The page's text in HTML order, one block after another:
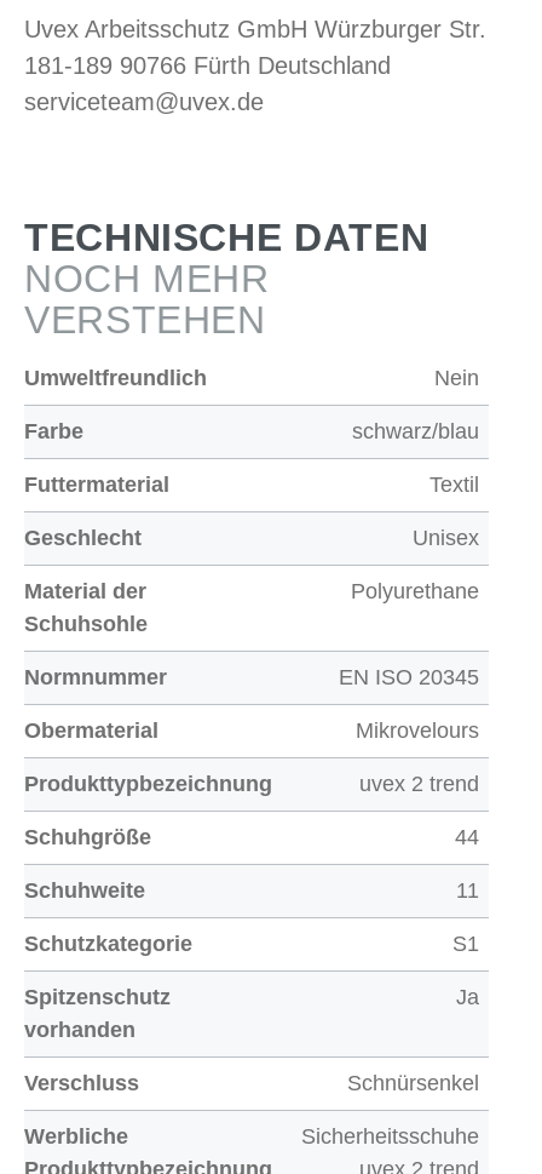
Uvex Arbeitsschutz GmbH Würzburger Str.
181-189 90766 Fürth Deutschland
serviceteam@uvex.de
TECHNISCHE DATEN
NOCH MEHR
VERSTEHEN
Umweltfreundlich Nein
Farbe schwarz/blau
Futtermaterial Textil
Geschlecht Unisex
Material der
Schuhsohle
Polyurethane
Normnummer EN ISO 20345
Obermaterial Mikrovelours
Produkttypbezeichnung uvex 2 trend
Schuhgröße 44
Schuhweite 11
Schutzkategorie S1
Spitzenschutz
vorhanden
Ja
Verschluss Schnürsenkel
Werbliche
Produkttypbezeichnung
Sicherheitsschuhe
uvex 2 trend